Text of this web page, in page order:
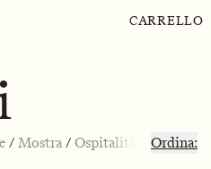
CARRELLO
/ Mostra / Ospitalità Ordina: